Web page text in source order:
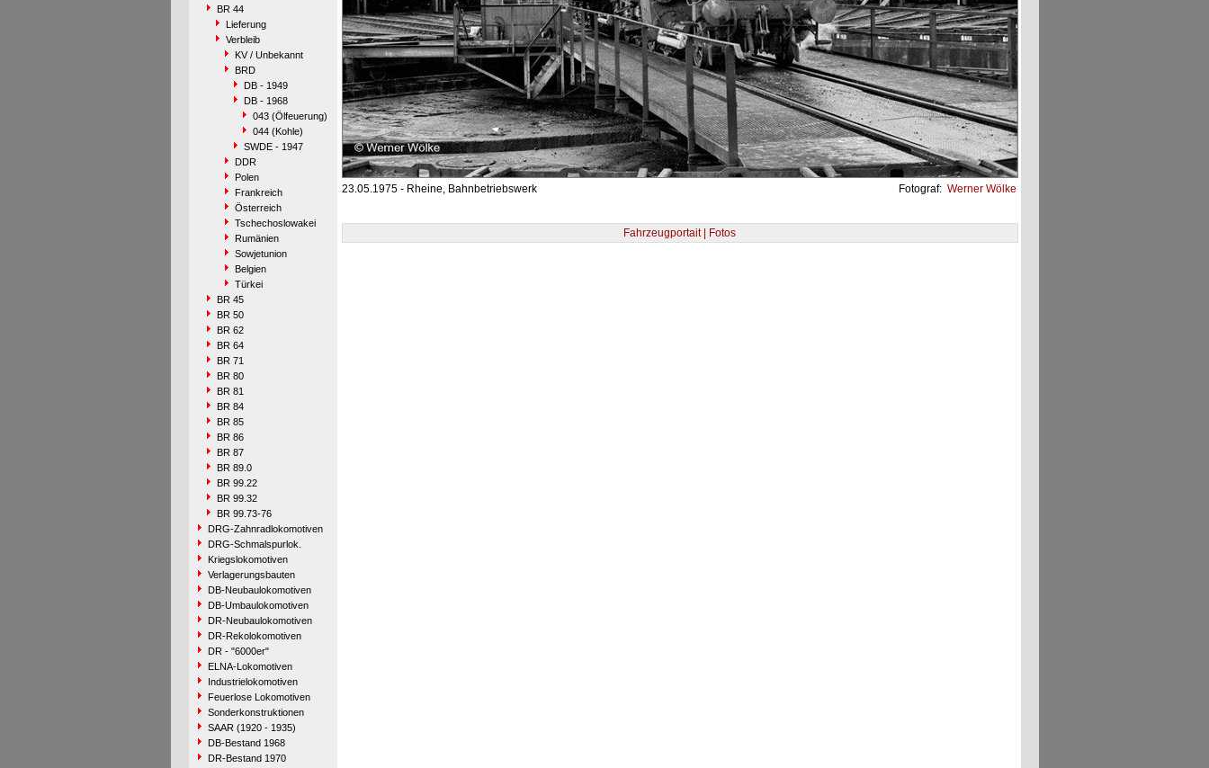
BR 44
Lieferung
Verbleib
KV / Unbekannt
BRD
DB - 1949
DB - 1968
043 (Ölfeuerung)
044 (Kohle)
SWDE - 1947
DDR
Polen
Frankreich
Österreich
Tschechoslowakei
Rumänien
Sowjetunion
Belgien
Türkei
BR 45
BR 50
BR 62
BR 64
BR 71
BR 80
BR 81
BR 84
BR 85
BR 86
BR 87
BR 89.0
BR 99.22
BR 99.32
BR 99.73-76
DRG-Zahnradlokomotiven
DRG-Schmalspurlok.
Kriegslokomotiven
Verlagerungsbauten
DB-Neubaulokomotiven
DB-Umbaulokomotiven
DR-Neubaulokomotiven
DR-Rekolokomotiven
DR - "6000er"
ELNA-Lokomotiven
Industrielokomotiven
Feuerlose Lokomotiven
Sonderkonstruktionen
SAAR (1920 - 1935)
DB-Bestand 1968
DR-Bestand 1970
23.05.1975 - Rheine, Bahnbetriebswerk Fotograf: Werner Wölke
Fahrzeugportait | Fotos